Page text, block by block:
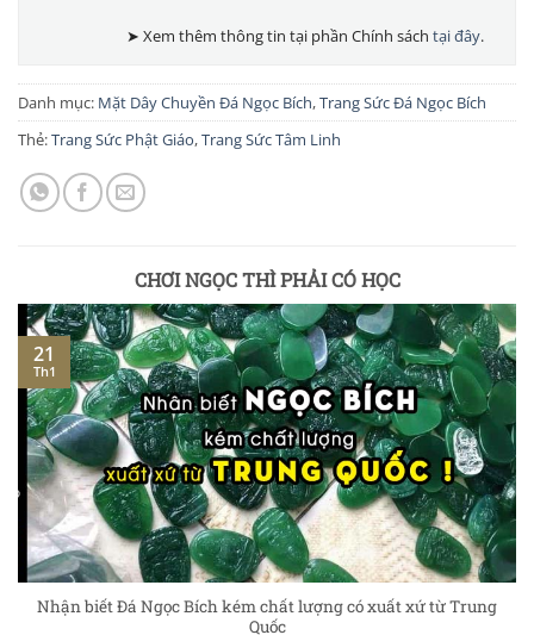
➤ Xem thêm thông tin tại phần Chính sách tại đây.
Danh mục: Mặt Dây Chuyền Đá Ngọc Bích,Trang Sức Đá Ngọc Bích
Thẻ:Trang Sức Phật Giáo,Trang Sức Tâm Linh
CHƠI NGỌC THÌ PHẢI CÓ HỌC
Nhận biết Đá Ngọc Bích kém chất lượng có xuất xứ từ Trung
Quốc
21
Th1